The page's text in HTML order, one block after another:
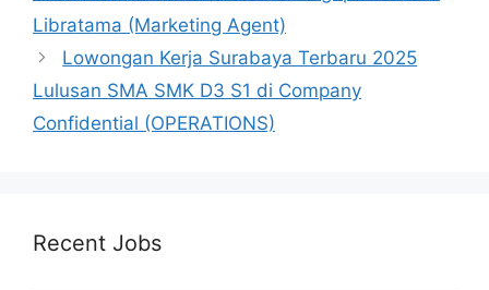
Libratama (Marketing Agent)
Lowongan Kerja Surabaya Terbaru 2025
Lulusan SMA SMK D3 S1 di Company
Confidential (OPERATIONS)
Recent Jobs